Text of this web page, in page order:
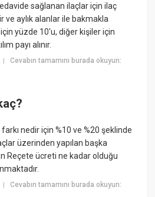
sağlanan ilaçlar için ilaç
ve aylık alanlar ile bakmakla
yüzde 10'u, diğer kişiler için
payı alınır.
|Cevabın tamamını burada okuyun:
farkı nedir için %10 ve %20 şeklinde
üzerinden yapılan başka
Reçete ücreti ne kadar olduğu
|Cevabın tamamını burada okuyun: